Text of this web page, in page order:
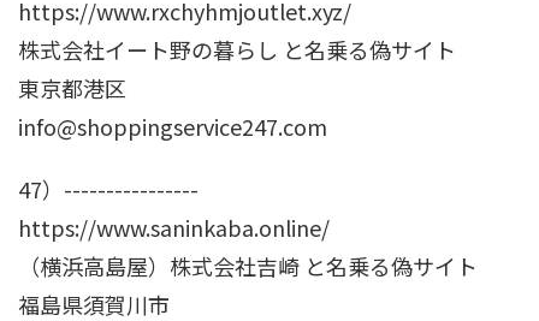
https://www.rxchyhmjoutlet.xyz/
株式会社イート野の暮らし と名乗る偽サイト
東京都港区
info@shoppingservice247.com
47）----------------
https://www.saninkaba.online/
（横浜高島屋）株式会社吉崎 と名乗る偽サイト
福島県須賀川市